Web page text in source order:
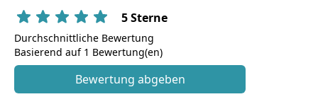
5 Sterne
Durchschnittliche Bewertung
Basierend auf 1 Bewertung(en)
Bewertung abgeben